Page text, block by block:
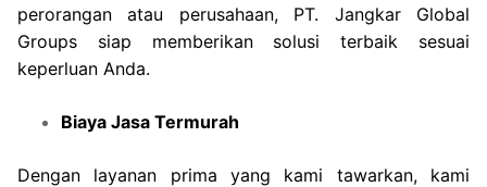
perorangan atau perusahaan, PT. Jangkar Global
Groups siap memberikan solusi terbaik sesuai
keperluan Anda.
Biaya Jasa Termurah
Dengan layanan prima yang kami tawarkan, kami